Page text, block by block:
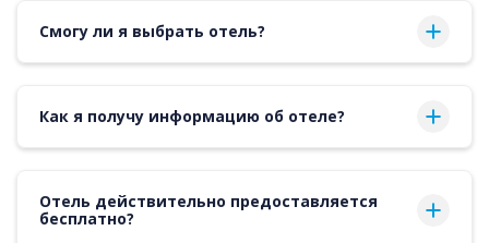
Смогу ли я выбрать отель?
Как я получу информацию об отеле?
Отель действительно предоставляется
бесплатно?